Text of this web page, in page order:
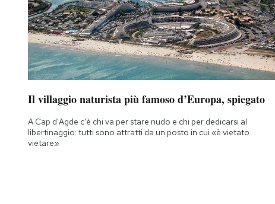
Il villaggio naturista più famoso d’Europa, spiegato
A Cap d'Agde c'è chi va per stare nudo e chi per dedicarsi al
libertinaggio: tutti sono attratti da un posto in cui «è vietato
vietare»